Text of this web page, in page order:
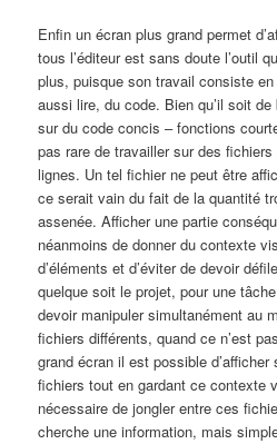
Enfin un écran plus grand permet
tous l’éditeur est sans doute l’outil
plus, puisque son travail consiste
aussi lire, du code. Bien qu’il soit
sur du code concis – fonctions
pas rare de travailler sur des
lignes. Un tel fichier ne peut être
ce serait vain du fait de la quantité
assenée. Afficher une partie
néanmoins de donner du contexte
d’éléments et d’éviter de devoir
quelque soit le projet, pour une
devoir manipuler simultanément au
fichiers différents, quand ce n’est
grand écran il est possible
fichiers tout en gardant ce contexte
nécessaire de jongler entre ces
cherche une information, mais